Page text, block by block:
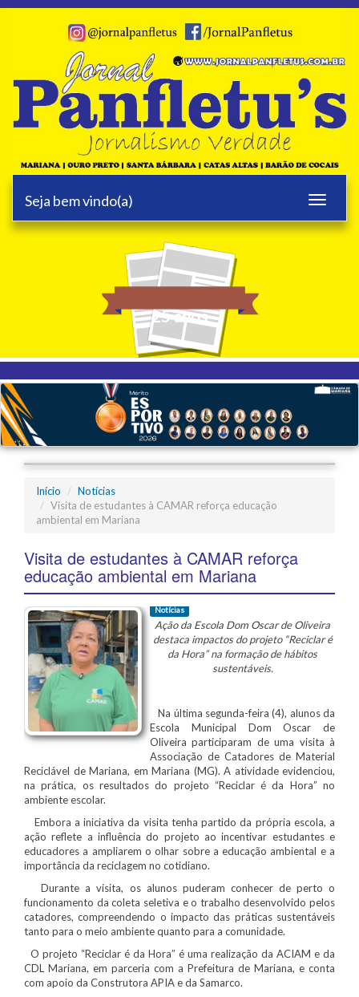
Toggle
Seja bem vindo(a)
25 anos
Início
Notícias
Visita de estudantes à CAMAR reforça educação
ambiental em Mariana
Visita de estudantes à CAMAR reforça
educação ambiental em Mariana
Notícias
Ação da Escola Dom Oscar de Oliveira
destaca impactos do projeto “Reciclar é
da Hora” na formação de hábitos
sustentáveis.
Na última segunda-feira (4), alunos da
Escola Municipal Dom Oscar de
Oliveira participaram de uma visita à
Associação de Catadores de Material
Reciclável de Mariana, em Mariana (MG). A atividade evidenciou,
na prática, os resultados do projeto “Reciclar é da Hora” no
ambiente escolar.
Embora a iniciativa da visita tenha partido da própria escola, a
ação reflete a influência do projeto ao incentivar estudantes e
educadores a ampliarem o olhar sobre a educação ambiental e a
importância da reciclagem no cotidiano.
Durante a visita, os alunos puderam conhecer de perto o
funcionamento da coleta seletiva e o trabalho desenvolvido pelos
catadores, compreendendo o impacto das práticas sustentáveis
tanto para o meio ambiente quanto para a comunidade.
O projeto “Reciclar é da Hora” é uma realização da ACIAM e da
CDL Mariana, em parceria com a Prefeitura de Mariana, e conta
com apoio da Construtora APIA e da Samarco.